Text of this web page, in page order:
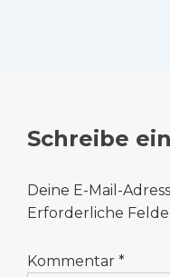
Schreibe
Deine E-Mail-
Erforderliche
Kommentar *